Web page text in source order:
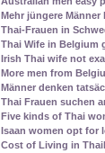
Mehr jüngere Männer
Thai-Frauen in
Thai Wife in Belgium
Irish Thai wife not
More men from
Männer denken
Thai Frauen suchen
Five kinds of Thai
Isaan women opt for
Cost of Living in